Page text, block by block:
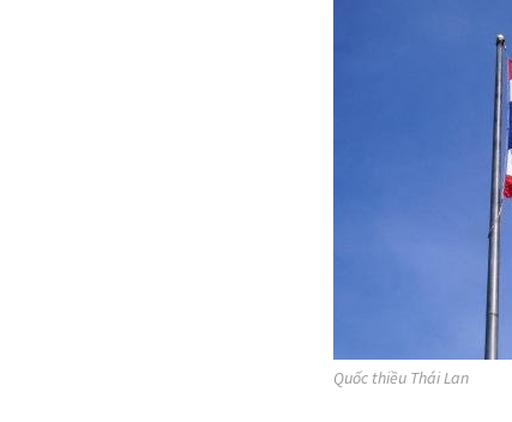
Quốc thiều Thái Lan